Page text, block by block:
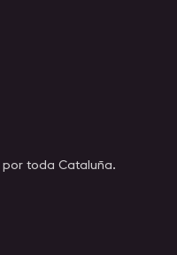
toda Cataluña.